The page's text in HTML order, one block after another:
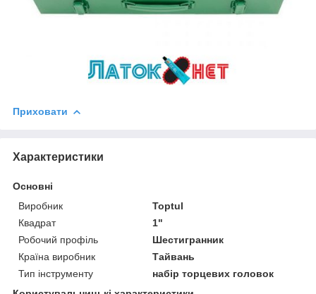
Приховати
Характеристики
Основні
Виробник
Toptul
Квадрат
1"
Робочий профіль
Шестигранник
Країна виробник
Тайвань
Тип інструменту
набір торцевих головок